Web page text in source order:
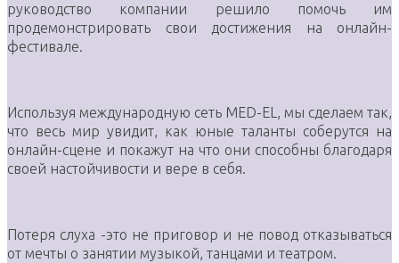
руководство компании решило помочь им
продемонстрировать свои достижения на онлайн-
фестивале.
Используя международную сеть MED-EL, мы сделаем так,
что весь мир увидит, как юные таланты соберутся на
онлайн-сцене и покажут на что они способны благодаря
своей настойчивости и вере в себя.
Потеря слуха -это не приговор и не повод отказываться
от мечты о занятии музыкой, танцами и театром.